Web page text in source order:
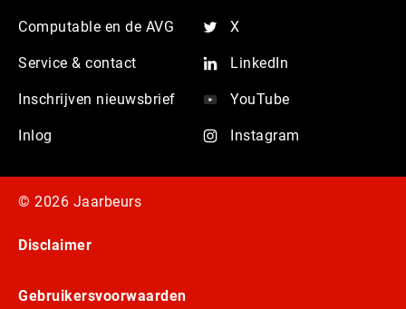
Computable en de AVG
Service & contact
Inschrijven nieuwsbrief
Inlog
X
LinkedIn
YouTube
Instagram
© 2026 Jaarbeurs
Disclaimer
Gebruikersvoorwaarden